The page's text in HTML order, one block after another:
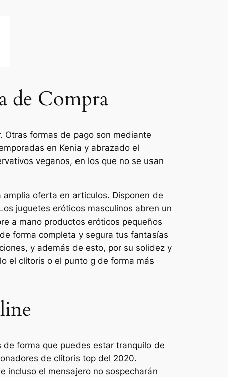
de Compra
Otras formas de pago son mediante
en Kenia y abrazado el
veganos, en los que no se usan
oferta en articulos. Disponen de
juguetes eróticos masculinos abren un
a mano productos eróticos pequeños
forma completa y segura tus fantasías
y además de esto, por su solidez y
el clítoris o el punto g de forma más
forma que puedes estar tranquilo de
de clítoris top del 2020.
incluso el mensajero no sospecharán